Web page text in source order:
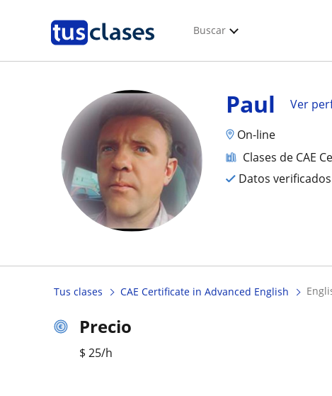
Buscar
Paul
Ver
On-line
Clases de CAE
Datos verificados
Tus clases CAE Certificate in Advanced English
Precio
$ 25/h